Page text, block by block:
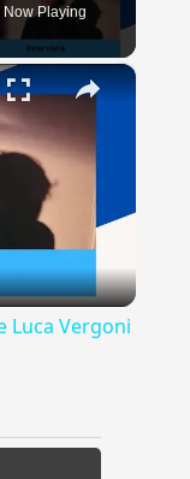
Now Playing
×
Luca Vergoni